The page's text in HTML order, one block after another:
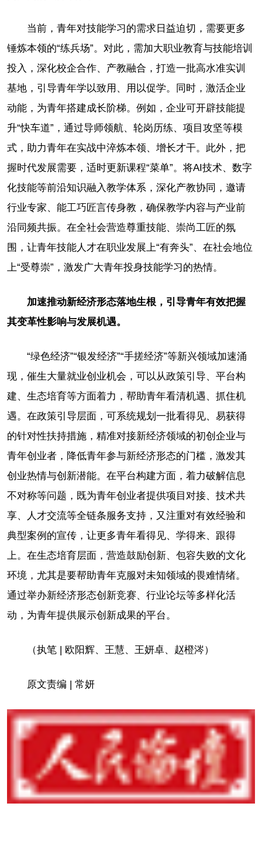
当前，青年对技能学习的需求日益迫切，需要更多
锤炼本领的“练兵场”。对此，需加大职业教育与技能培训
投入，深化校企合作、产教融合，打造一批高水准实训
基地，引导青年学以致用、用以促学。同时，激活企业
动能，为青年搭建成长阶梯。例如，企业可开辟技能提
升“快车道”，通过导师领航、轮岗历练、项目攻坚等模
式，助力青年在实战中淬炼本领、增长才干。此外，把
握时代发展需要，适时更新课程“菜单”。将AI技术、数字
化技能等前沿知识融入教学体系，深化产教协同，邀请
行业专家、能工巧匠言传身教，确保教学内容与产业前
沿同频共振。在全社会营造尊重技能、崇尚工匠的氛
围，让青年技能人才在职业发展上“有奔头”、在社会地位
上“受尊崇”，激发广大青年投身技能学习的热情。
加速推动新经济形态落地生根，引导青年有效把握
其变革性影响与发展机遇。
“绿色经济”“银发经济”“手搓经济”等新兴领域加速涌
现，催生大量就业创业机会，可以从政策引导、平台构
建、生态培育等方面着力，帮助青年看清机遇、抓住机
遇。在政策引导层面，可系统规划一批看得见、易获得
的针对性扶持措施，精准对接新经济领域的初创企业与
青年创业者，降低青年参与新经济形态的门槛，激发其
创业热情与创新潜能。在平台构建方面，着力破解信息
不对称等问题，既为青年创业者提供项目对接、技术共
享、人才交流等全链条服务支持，又注重对有效经验和
典型案例的宣传，让更多青年看得见、学得来、跟得
上。在生态培育层面，营造鼓励创新、包容失败的文化
环境，尤其是要帮助青年克服对未知领域的畏难情绪。
通过举办新经济形态创新竞赛、行业论坛等多样化活
动，为青年提供展示创新成果的平台。
（执笔 | 欧阳辉、王慧、王妍卓、赵橙涔）
原文责编 | 常妍